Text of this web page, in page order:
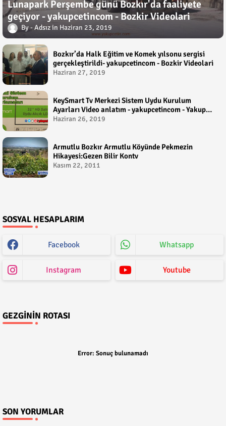
Lunapark Perşembe günü Bozkır'da faaliyete
geçiyor - yakupcetincom - Bozkir Videolari
Adsız Haziran 23, 2019
Bozkır’da Halk Eğitim ve Komek yılsonu sergisi
gerçekleştirildi- yakupcetincom - Bozkir Videolari
Haziran 27, 2019
KeySmart Tv Merkezi Sistem Uydu Kurulum
Ayarları Video anlatım - yakupcetincom - Yakup
Çetin
Haziran 26, 2019
Armutlu Bozkır Armutlu Köyünde Pekmezin
Hikayesi:Gezen Bilir Kontv
Kasım 22, 2011
SOSYAL HESAPLARIM
Facebook Whatsapp
Instagram Youtube
GEZGININ ROTASI
Error: Sonuç bulunamadı
SON YORUMLAR